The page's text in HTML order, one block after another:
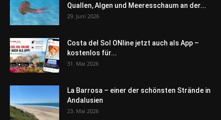
Quallen, Algen und Meeresschaum an der...
29. Juni 2026
Costa del Sol ONline jetzt auch als App –
kostenlos für...
31. Mai 2026
La Barrosa – einer der schönsten Strände in
Andalusien
23. Mai 2026